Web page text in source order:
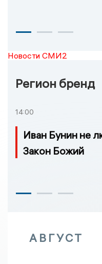
Новости СМИ2
Регион бренд
14:00
Иван Бунин не
Закон Божий
АВГУСТ